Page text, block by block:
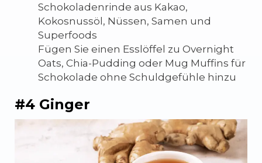
Schokoladenrinde aus Kakao,
Kokosnussöl, Nüssen, Samen und
Superfoods
Fügen Sie einen Esslöffel zu Overnight
Oats, Chia-Pudding oder Mug Muffins für
Schokolade ohne Schuldgefühle hinzu
#4 Ginger